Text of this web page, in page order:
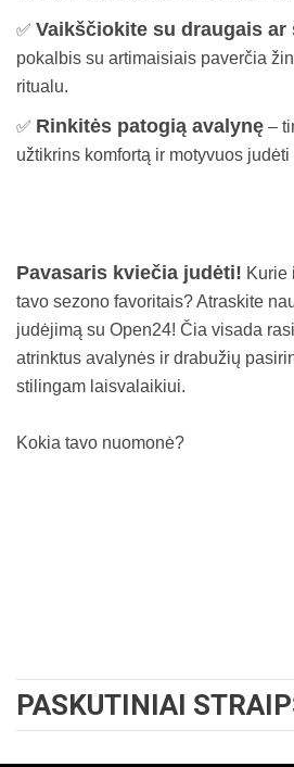
✅ Vaikščiokite su draugais ar
pokalbis su artimaisiais paverčia
ritualu.
✅ Rinkitės patogią avalynę –
užtikrins komfortą ir motyvuos
Pavasaris kviečia judėti! Kurie
tavo sezono favoritais? Atraskite
judėjimą su Open24! Čia visada
atrinktus avalynės ir drabužių
stilingam laisvalaikiui.
Kokia tavo nuomonė?
PASKUTINIAI